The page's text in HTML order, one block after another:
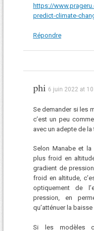
https://
predict-climate-
Répondre
phi 6 juin 2022 at
Se demander si les
c’est un peu
avec un adepte de la
Selon Manabe et la
plus froid en
gradient de
froid en altitude,
optiquement de
pression, en
qu’atténuer la
Si les modèles